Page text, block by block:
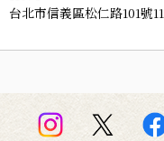
台北市信義區松仁路101號